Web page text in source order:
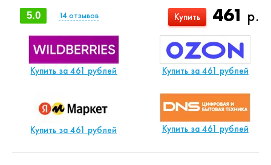
461 р.
Купить
5.0 14отзывов
Купить за 461 рублей Купить за 461 рублей
Купить за 461 рублей Купить за 461 рублей